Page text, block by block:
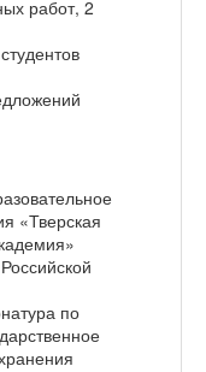
работ, 2
«Тверская
по